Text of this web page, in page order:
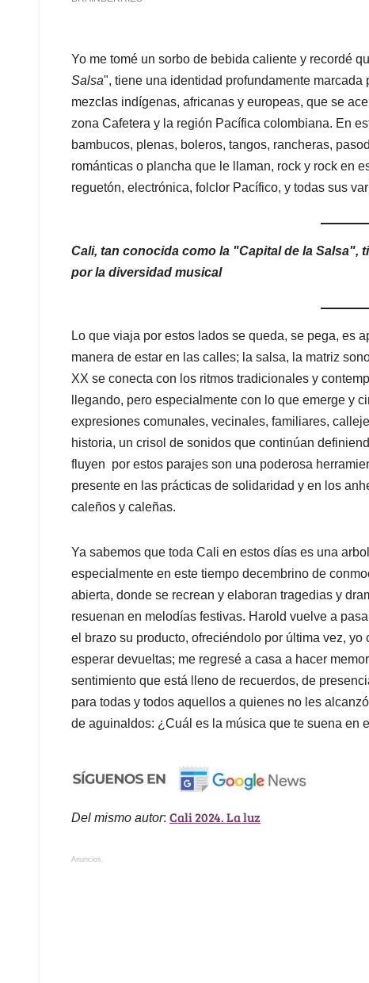
Yo me tomé un sorbo de bebida caliente y recordé
Salsa", tiene una identidad profundamente
mezclas indígenas, africanas y europeas, que se
zona Cafetera y la región Pacífica colombiana. En
bambucos, plenas, boleros, tangos, rancheras,
románticas o plancha que le llaman, rock y rock en
reguetón, electrónica, folclor Pacífico, y todas sus
Cali, tan conocida como la "Capital de la Salsa",
por la diversidad musical
Lo que viaja por estos lados se queda, se pega, es
manera de estar en las calles; la salsa, la matriz
XX se conecta con los ritmos tradicionales y
llegando, pero especialmente con lo que emerge y
expresiones comunales, vecinales, familiares,
historia, un crisol de sonidos que continúan
fluyen por estos parajes son una poderosa
presente en las prácticas de solidaridad y en los
caleños y caleñas.
Ya sabemos que toda Cali en estos días es una
especialmente en este tiempo decembrino de
abierta, donde se recrean y elaboran tragedias y
resuenan en melodías festivas. Harold vuelve a
el brazo su producto, ofreciéndolo por última vez, yo
esperar devueltas; me regresé a casa a hacer
sentimiento que está lleno de recuerdos, de
para todas y todos aquellos a quienes no les
de aguinaldos: ¿Cuál es la música que te suena en
Del mismo autor: Cali 2024. La luz
Anuncios.